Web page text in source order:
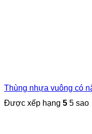
Thùng nhựa vuông có
Được xếp hạng 5 5 sao